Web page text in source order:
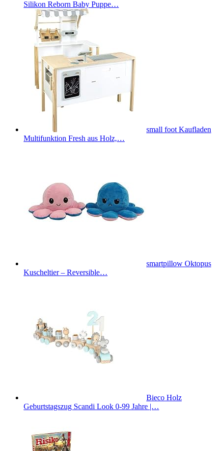
Silikon Reborn Baby Puppe…
small foot Kaufladen
Multifunktion Fresh aus Holz,…
smartpillow Oktopus
Kuscheltier – Reversible…
Bieco Holz
Geburtstagszug Scandi Look 0-99 Jahre |…